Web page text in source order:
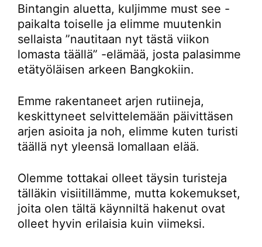
Bintangin aluetta, kuljimme must see -
paikalta toiselle ja elimme muutenkin
sellaista ”nautitaan nyt tästä viikon
lomasta täällä” -elämää, josta palasimme
etätyöläisen arkeen Bangkokiin.
Emme rakentaneet arjen rutiineja,
keskittyneet selvittelemään päivittäsen
arjen asioita ja noh, elimme kuten turisti
täällä nyt yleensä lomallaan elää.
Olemme tottakai olleet täysin turisteja
tälläkin visiitillämme, mutta kokemukset,
joita olen tältä käynniltä hakenut ovat
olleet hyvin erilaisia kuin viimeksi.